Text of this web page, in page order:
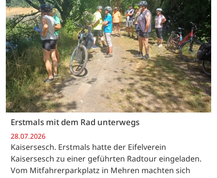
Erstmals mit dem Rad unterwegs
28.07.2026
Kaisersesch. Erstmals hatte der Eifelverein
Kaisersesch zu einer geführten Radtour eingeladen.
Vom Mitfahrerparkplatz in Mehren machten sich